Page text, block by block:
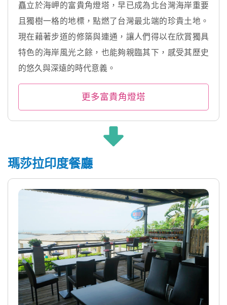
矗立於海岬的富貴角燈塔，早已成為北台灣海岸重要
且獨樹一格的地標，點燃了台灣最北端的珍貴土地。
現在藉著步道的修築與連通，讓人們得以在欣賞獨具
特色的海岸風光之餘，也能夠親臨其下，感受其歷史
的悠久與深遠的時代意義。
更多富貴角燈塔
瑪莎拉印度餐廳